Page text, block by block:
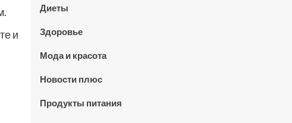
и
Диеты
Здоровье
Мода и красота
Новости плюс
Продукты питания